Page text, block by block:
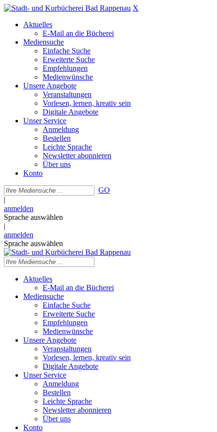
X
Aktuelles
E-Mail an die Bücherei
Mediensuche
Einfache Suche
Erweiterte Suche
Empfehlungen
Medienwünsche
Unsere Angebote
Veranstaltungen
Vorlesen, lernen, kreativ sein
Digitale Angebote
Unser Service
Anmeldung
Bestellen
Leichte Sprache
Newsletter abonnieren
Über uns
Konto
GO
|
anmelden
Sprache auswählen
|
anmelden
Sprache auswählen
Aktuelles
E-Mail an die Bücherei
Mediensuche
Einfache Suche
Erweiterte Suche
Empfehlungen
Medienwünsche
Unsere Angebote
Veranstaltungen
Vorlesen, lernen, kreativ sein
Digitale Angebote
Unser Service
Anmeldung
Bestellen
Leichte Sprache
Newsletter abonnieren
Über uns
Konto